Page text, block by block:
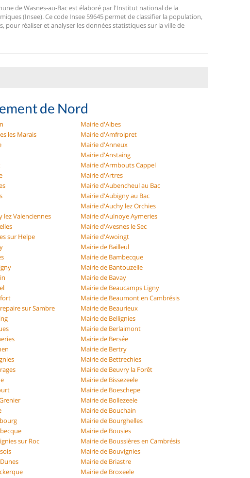
de Wasnes-au-Bac est élaboré par l'Institut national de la
(Insee). Ce code Insee 59645 permet de classifier la population,
pour réaliser et analyser les données statistiques sur la ville de
de Nord
Mairie d'Aibes
les Marais
Mairie d'Amfroipret
Mairie d'Anneux
Mairie d'Anstaing
Mairie d'Armbouts Cappel
Mairie d'Artres
Mairie d'Aubencheul au Bac
Mairie d'Aubigny au Bac
Mairie d'Auchy lez Orchies
lez Valenciennes
Mairie d'Aulnoye Aymeries
Mairie d'Avesnes le Sec
sur Helpe
Mairie d'Awoingt
Mairie de Bailleul
Mairie de Bambecque
Mairie de Bantouzelle
Mairie de Bavay
Mairie de Beaucamps Ligny
Mairie de Beaumont en Cambrésis
sur Sambre
Mairie de Beaurieux
Mairie de Bellignies
Mairie de Berlaimont
Mairie de Bersée
Mairie de Bertry
Mairie de Bettrechies
Mairie de Beuvry la Forêt
Mairie de Bissezeele
Mairie de Boeschepe
Mairie de Bollezeele
Mairie de Bouchain
Mairie de Bourghelles
Mairie de Bousies
sur Roc
Mairie de Boussières en Cambrésis
Mairie de Bouvignies
Mairie de Briastre
Mairie de Broxeele